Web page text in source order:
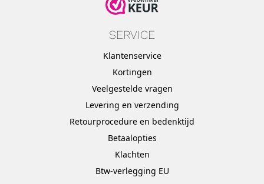
SERVICE
Klantenservice
Kortingen
Veelgestelde vragen
Levering en verzending
Retourprocedure en bedenktijd
Betaalopties
Klachten
Btw-verlegging EU